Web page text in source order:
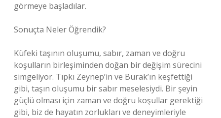
görmeye başladılar.
Sonuçta Neler Öğrendik?
Küfeki taşının oluşumu, sabır, zaman ve doğru
koşulların birleşiminden doğan bir değişim sürecini
simgeliyor. Tıpkı Zeynep’in ve Burak’ın keşfettiği
gibi, taşın oluşumu bir sabır meselesiydi. Bir şeyin
güçlü olması için zaman ve doğru koşullar gerektiği
gibi, biz de hayatın zorlukları ve deneyimleriyle